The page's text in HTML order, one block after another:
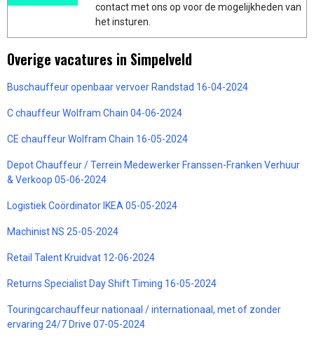
contact met ons op voor de mogelijkheden van
het insturen.
Overige vacatures in Simpelveld
Buschauffeur openbaar vervoer Randstad 16-04-2024
C chauffeur Wolfram Chain 04-06-2024
CE chauffeur Wolfram Chain 16-05-2024
Depot Chauffeur / Terrein Medewerker Franssen-Franken Verhuur
& Verkoop 05-06-2024
Logistiek Coördinator IKEA 05-05-2024
Machinist NS 25-05-2024
Retail Talent Kruidvat 12-06-2024
Returns Specialist Day Shift Timing 16-05-2024
Touringcarchauffeur nationaal / internationaal, met of zonder
ervaring 24/7 Drive 07-05-2024